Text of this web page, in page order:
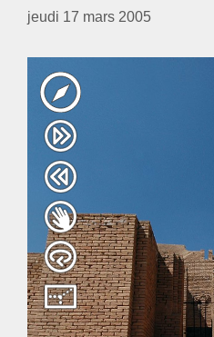
jeudi 17 mars 2005